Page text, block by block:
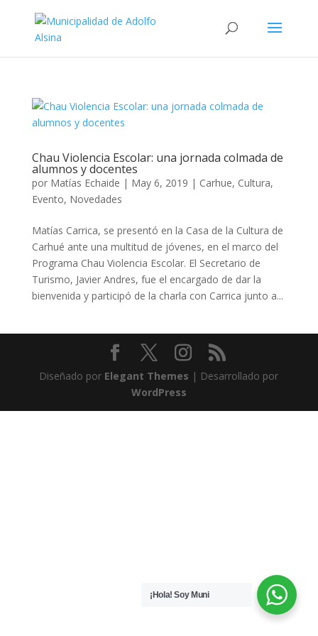
Chau Violencia Escolar: una jornada colmada de
alumnos y docentes
por Matías Echaide | May 6, 2019 | Carhue, Cultura,
Evento, Novedades
Matías Carrica, se presentó en la Casa de la Cultura de
Carhué ante una multitud de jóvenes, en el marco del
Programa Chau Violencia Escolar. El Secretario de
Turismo, Javier Andres, fue el encargado de dar la
bienvenida y participó de la charla con Carrica junto a...
Diseñado por Elegant Themes | Desarrollado por
WordPress
¡Hola! Soy Muni